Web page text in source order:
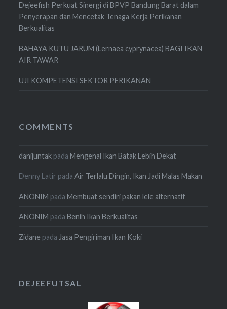
Dejeefish Perkuat Sinergi di BPVP Bandung Barat dalam
Penyerapan dan Mencetak Tenaga Kerja Perikanan
Berkualitas
BAHAYA KUTU JARUM (Lernaea cyprynacea) BAGI IKAN
AIR TAWAR
UJI KOMPETENSI SEKTOR PERIKANAN
COMMENTS
danijuntak padaMengenal Ikan Batak Lebih Dekat
Denny Latir padaAir Terlalu Dingin, Ikan Jadi Malas Makan
ANONIM padaMembuat sendiri pakan lele alternatif
ANONIM padaBenih Ikan Berkualitas
Zidane pada Jasa Pengiriman Ikan Koki
DEJEEFUTSAL